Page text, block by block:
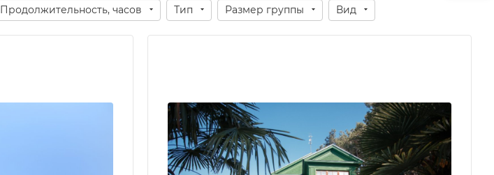
Продолжительность, часов Тип Размер группы Вид